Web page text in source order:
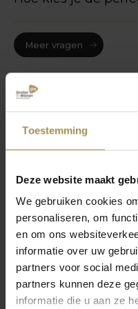
Toestemming
Deze website maakt
We gebruiken cookies
personaliseren, om
en om ons
informatie over uw
partners voor social
partners kunnen deze
informatie die u aan ze
Meer vragen
mei 2026
5 tips
grote